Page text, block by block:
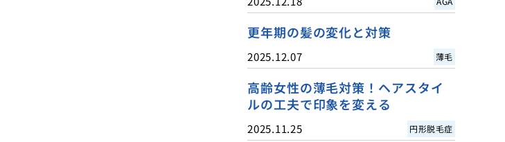
更年期の髪の変化と対策
2025.12.07 薄毛
高齢女性の薄毛対策！ヘアスタイ
ルの工夫で印象を変える
2025.11.25 円形脱毛症